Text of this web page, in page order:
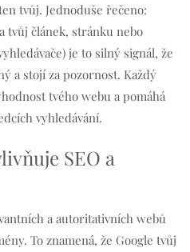
tvůj. Jednoduše řečeno:
tvůj článek, stránku nebo
je to silný signál, že
a stojí za pozornost. Každý
tvého webu a pomáhá
vyhledávání.
SEO a
a autoritativních webů
To znamená, že Google tvůj